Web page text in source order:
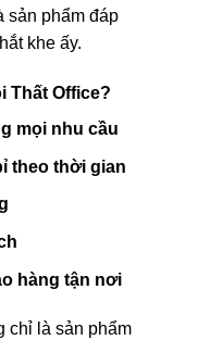
sản phẩm đáp
khe ấy.
Thất Office?
mọi nhu cầu
theo thời gian
hàng tận nơi
chỉ là sản phẩm